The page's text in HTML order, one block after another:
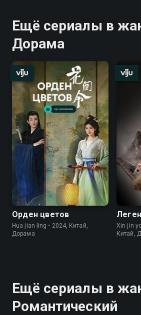
Ещё сериалы в
Дорама
Орден цветов
Hua jian ling • 2024, Китай,
Дорама
Xin jin
Китай,
Ещё сериалы в
Романтический